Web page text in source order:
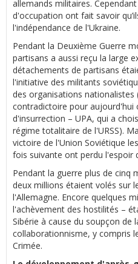
allemands militaires.
d'occupation ont fait savoir
l'indépendance de l'Ukraine.
Pendant la Deuxième Guerre
partisans a aussi reçu la large
détachements de partisans
l'initiative des militants
des organisations nationalistes
contradictoire pour aujourd'hui
d'insurrection – UPA, qui a
régime totalitaire de l'URSS).
victoire de l'Union Soviétique
fois suivante ont perdu l'espoir
Pendant la guerre plus de cinq
deux millions étaient volés sur
l'Allemagne. Encore quelques
l'achèvement des hostilités –
Sibérie à cause du soupçon de
collaborationnisme, y compris
Crimée.